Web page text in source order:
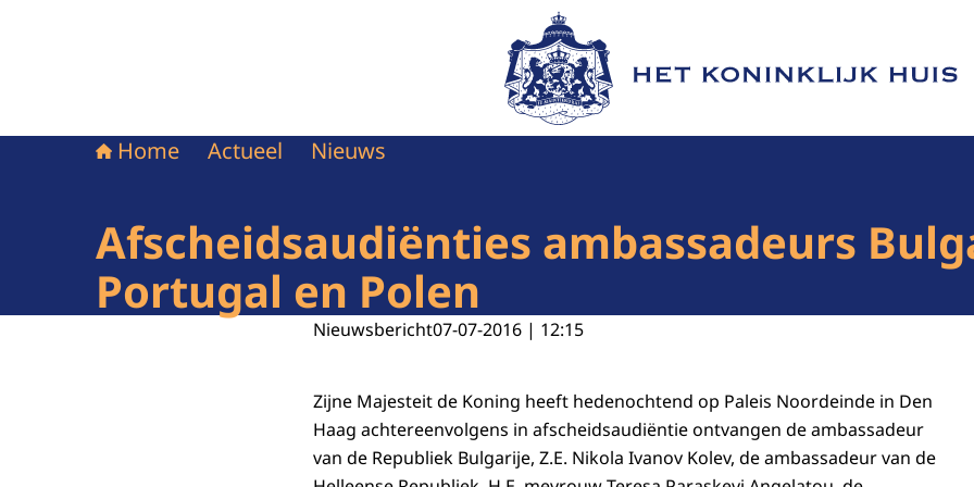
Naar de homepage van Het Koninklijk Huis
Home Actueel Nieuws
Afscheidsaudiënties ambassadeurs
Portugal en Polen
Nieuwsbericht07-07-2016 | 12:15
Zijne Majesteit de Koning heeft hedenochtend op Paleis Noordeinde in Den
Haag achtereenvolgens in afscheidsaudiëntie ontvangen de ambassadeur
van de Republiek Bulgarije, Z.E. Nikola Ivanov Kolev, de ambassadeur van de